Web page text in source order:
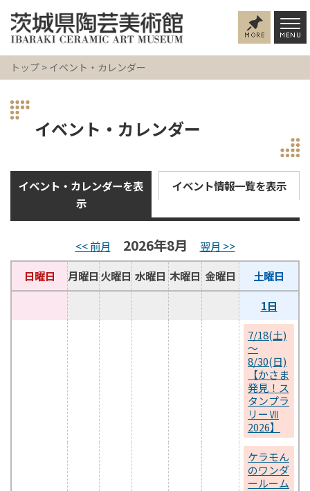
トップ > イベント・カレンダー
イベント・カレンダー
イベント・カレンダーを表
示
イベント情報一覧を表示
<< 前月 2026年8月
翌月 >>
日曜日
月曜日 火曜日 水曜日 木曜日 金曜日
土曜日
1日
7/18(土)
～
8/30(日)
【かさま
発見！ス
タンプラ
リーⅦ
2026】
ケラモん
のワンダ
ールーム